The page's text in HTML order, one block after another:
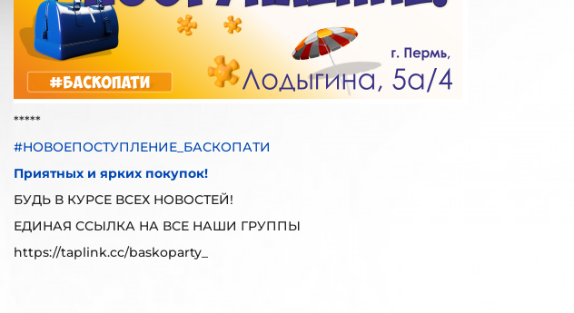
*****
#НОВОЕПОСТУПЛЕНИЕ_БАСКОПАТИ
Приятных и ярких покупок!
БУДЬ В КУРСЕ ВСЕХ НОВОСТЕЙ!
ЕДИНАЯ ССЫЛКА НА ВСЕ НАШИ ГРУППЫ
https://taplink.cc/baskoparty_